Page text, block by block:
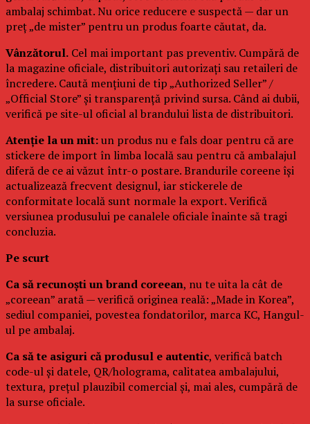
ambalaj schimbat. Nu orice reducere e suspectă — dar un
preț „de mister” pentru un produs foarte căutat, da.
Vânzătorul. Cel mai important pas preventiv. Cumpără de
la magazine oficiale, distribuitori autorizați sau retaileri de
încredere. Caută mențiuni de tip „Authorized Seller” /
„Official Store” și transparență privind sursa. Când ai dubii,
verifică pe site-ul oficial al brandului lista de distribuitori.
Atenție la un mit:un produs nu e fals doar pentru că are
stickere de import în limba locală sau pentru că ambalajul
diferă de ce ai văzut într-o postare. Brandurile coreene își
actualizează frecvent designul, iar stickerele de
conformitate locală sunt normale la export. Verifică
versiunea produsului pe canalele oficiale înainte să tragi
concluzia.
Pe scurt
Ca să recunoști un brand coreean, nu te uita la cât de
„coreean” arată — verifică originea reală: „Made in Korea”,
sediul companiei, povestea fondatorilor, marca KC, Hangul-
ul pe ambalaj.
Ca să te asiguri că produsul e autentic, verifică batch
code-ul și datele, QR/holograma, calitatea ambalajului,
textura, prețul plauzibil comercial și, mai ales, cumpără de
la surse oficiale.